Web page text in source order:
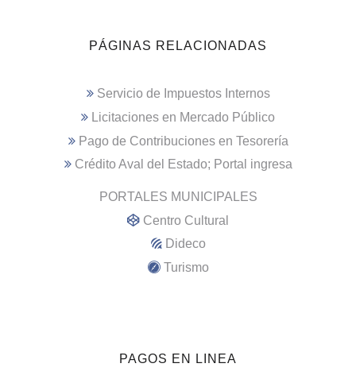
PÁGINAS RELACIONADAS
Servicio de Impuestos Internos
Licitaciones en Mercado Público
Pago de Contribuciones en Tesorería
Crédito Aval del Estado; Portal ingresa
PORTALES MUNICIPALES
Centro Cultural
Dideco
Turismo
PAGOS EN LINEA